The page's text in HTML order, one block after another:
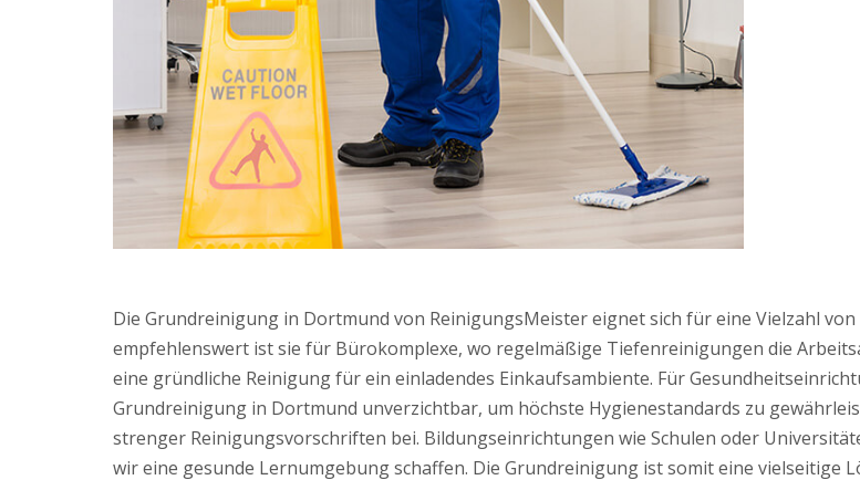
Die Grundreinigung in Dortmund von ReinigungsMeister eignet sich für eine Vielzahl
empfehlenswert ist sie für Bürokomplexe, wo regelmäßige Tiefenreinigungen die
eine gründliche Reinigung für ein einladendes Einkaufsambiente. Für
Grundreinigung in Dortmund unverzichtbar, um höchste Hygienestandards zu
strenger Reinigungsvorschriften bei. Bildungseinrichtungen wie Schulen oder
wir eine gesunde Lernumgebung schaffen. Die Grundreinigung ist somit eine vielseitige